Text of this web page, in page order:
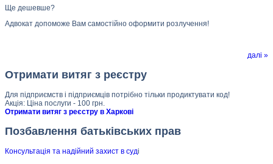
Ще дешевше?
Адвокат допоможе Вам самостійно оформити розлучення!
далі »
Отримати витяг з реєстру
Для підприємств і підприємців потрібно тільки продиктувати код!
Акція: Ціна послуги - 100 грн.
Отримати витяг з реєстру в Харкові
Позбавлення батьківських прав
Консультація та надійний захист в суді